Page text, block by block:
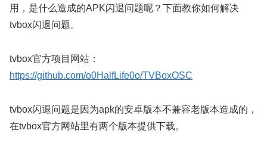
用，是什么造成的APK闪退问题呢？下面教你如何解决
tvbox闪退问题。
tvbox官方项目网站：
https://github.com/o0HalfLife0o/TVBoxOSC
tvbox闪退问题是因为apk的安卓版本不兼容老版本造成的，
在tvbox官方网站里有两个版本提供下载。